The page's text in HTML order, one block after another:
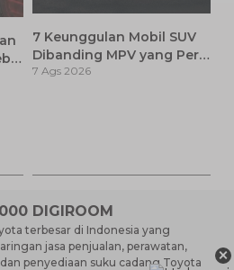
7 Keunggulan Mobil SUV
Dibanding MPV yang Perlu
Anda Ketahui
7 Ags 2026
DIGIROOM
terbesar di Indonesia yang
jasa penjualan, perawatan,
penyediaan suku cadang Toyota
×